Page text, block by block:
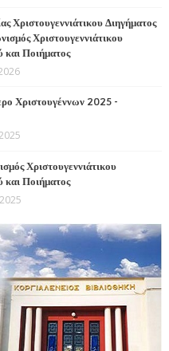
Χριστουγεννιάτικου Διηγήματος
Χριστουγεννιάτικου
και Ποιήματος
Χριστουγέννων 2025 -
Χριστουγεννιάτικου
και Ποιήματος